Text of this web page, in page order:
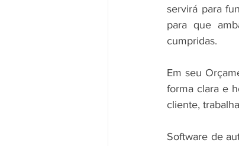
servirá para
para que
cumpridas.
Em seu
forma clara e
cliente,
Software de